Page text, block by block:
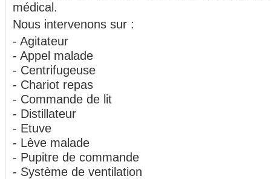
médical.
Nous intervenons sur :
- Agitateur
- Appel malade
- Centrifugeuse
- Chariot repas
- Commande de lit
- Distillateur
- Etuve
- Lève malade
- Pupitre de commande
- Système de ventilation